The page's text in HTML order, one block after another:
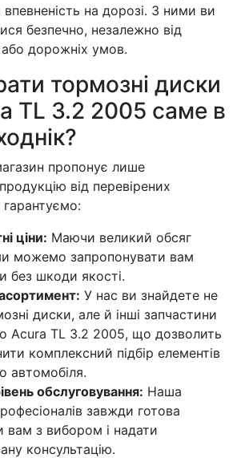
на дорозі. З ними ви
безпечно, незалежно від
дорожніх умов.
тормозні диски
TL 3.2 2005 саме в
пропонує лише
від перевірених
ціни: Маючи великий обсяг
можемо запропонувати вам
без шкоди якості.
У нас ви знайдете не
диски, але й інші запчастини
Acura TL 3.2 2005, що дозволить
комплексний підбір елементів
автомобіля.
обслуговування: Наша
завжди готова
вам з вибором і надати
консультацію.